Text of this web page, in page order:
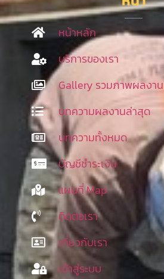
หน้าหลัก
บริการของเรา
Gallery รวมภาพผลงาน
บทความผลงานล่าสุด
บทความทั้งหมด
บัญชีชำระเงิน
แผนที่ Map
ติดต่อเรา
เกี่ยวกับเรา
เข้าสู่ระบบ